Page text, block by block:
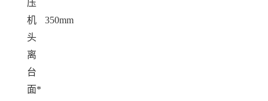
压
机
头
离
台
面*
350mm